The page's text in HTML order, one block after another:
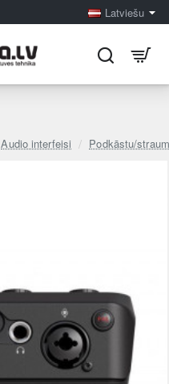
Latviešu
Audio interfeisi Podkāstu/